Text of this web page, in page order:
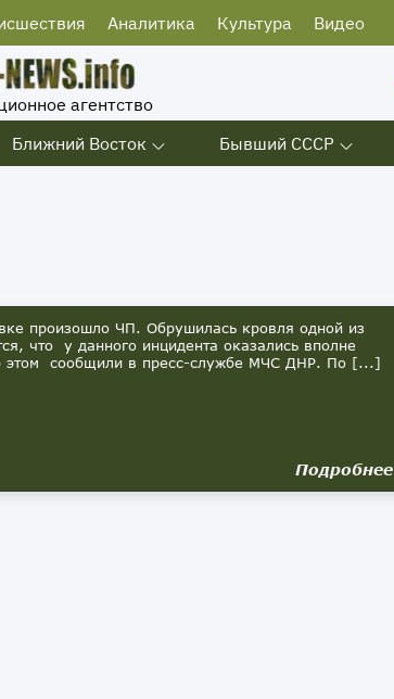
Аналитика Культура Видео
агентство
Ближний Восток Бывший СССР
произошло ЧП. Обрушилась кровля одной из
что у данного инцидента оказались вполне
этом сообщили в пресс-службе МЧС ДНР. По [...]
Подробнее